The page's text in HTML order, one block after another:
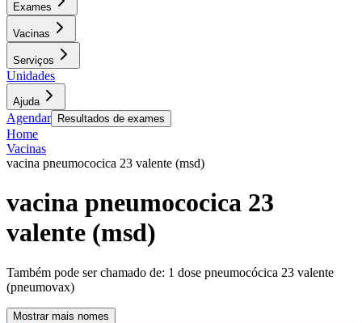
Exames
Vacinas
Serviços
Unidades
Ajuda
Agendar Resultados de exames
Home
Vacinas
vacina pneumococica 23 valente (msd)
vacina pneumococica 23
valente (msd)
Também pode ser chamado de: 1 dose pneumocócica 23 valente
(pneumovax)
Mostrar mais nomes